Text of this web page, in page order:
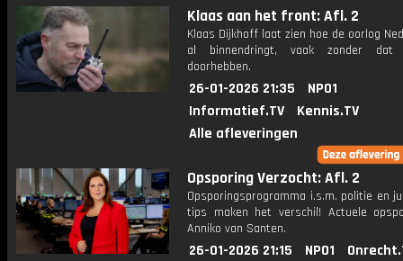
Klaas aan het front: Afl. 2
Klaas Dijkhoff laat zien hoe de oorlog
al binnendringt, vaak zonder
doorhebben.
26-01-2026 21:35
NPO1
Informatief.TV
Kennis.TV
Alle afleveringen
Opsporing Verzocht: Afl. 2
Opsporingsprogramma i.s.m. politie en
tips maken het verschil! Actuele
Anniko van Santen.
26-01-2026 21:15 NPO1